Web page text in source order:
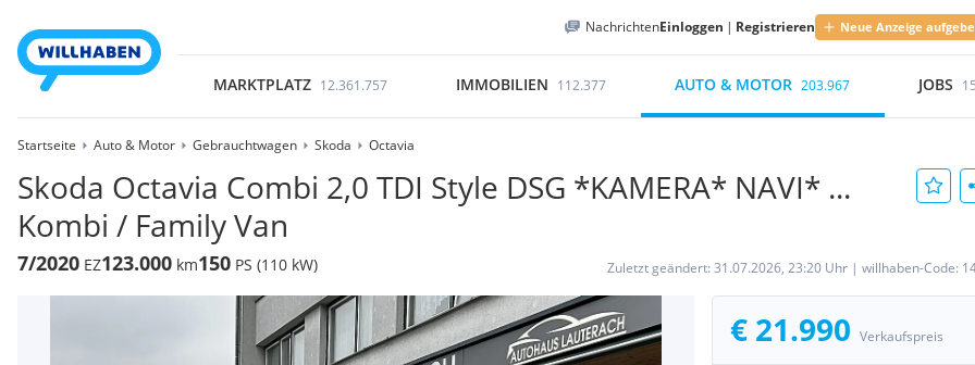
NachrichtenEinloggen | Registrieren Neue Anzeige
MARKTPLATZ 12.361.757 IMMOBILIEN 112.377 AUTO & MOTOR 203.967 JOBS
Startseite Auto & Motor Gebrauchtwagen Skoda Octavia
Skoda Octavia Combi 2,0 TDI Style DSG *KAMERA* NAVI* ...
Kombi / Family Van
7/2020 EZ123.000 km150 PS (110 kW) Zuletzt geändert: 31.07.2026, 23:20 Uhr | willhaben-Code:
€ 21.990 Verkaufspreis